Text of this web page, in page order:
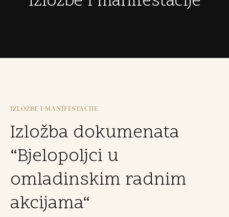
IZLOŽBE I MANIFESTACIJE
Izložba dokumenata
“Bjelopoljci u
omladinskim radnim
akcijama“